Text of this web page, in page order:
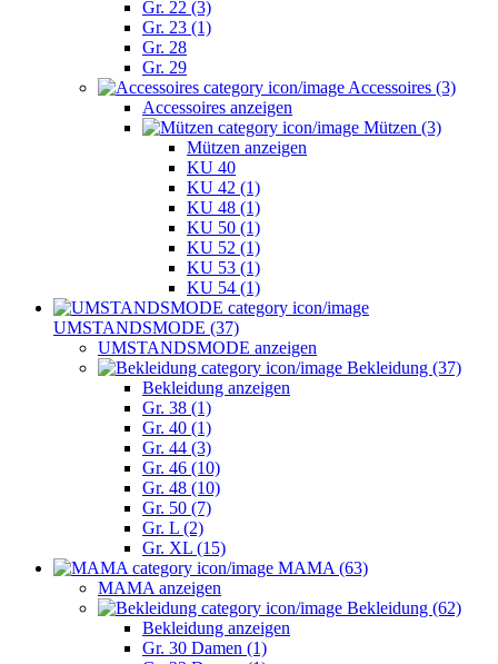
Gr. 22 (3)
Gr. 23 (1)
Gr. 28
Gr. 29
Accessoires (3)
Accessoires anzeigen
Mützen (3)
Mützen anzeigen
KU 40
KU 42 (1)
KU 48 (1)
KU 50 (1)
KU 52 (1)
KU 53 (1)
KU 54 (1)
UMSTANDSMODE (37)
UMSTANDSMODE anzeigen
Bekleidung (37)
Bekleidung anzeigen
Gr. 38 (1)
Gr. 40 (1)
Gr. 44 (3)
Gr. 46 (10)
Gr. 48 (10)
Gr. 50 (7)
Gr. L (2)
Gr. XL (15)
MAMA (63)
MAMA anzeigen
Bekleidung (62)
Bekleidung anzeigen
Gr. 30 Damen (1)